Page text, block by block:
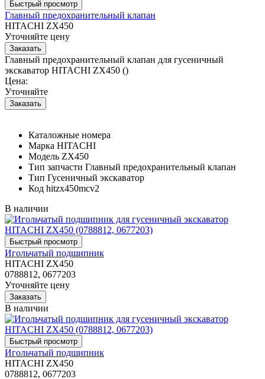
Главный предохранительный клапан
HITACHI ZX450
Уточняйте цену
Главный предохранительный клапан для гусеничный
экскаватор HITACHI ZX450 ()
Цена:
Уточняйте
Каталожные номера
Марка HITACHI
Модель ZX450
Тип запчасти Главный предохранительный клапан
Тип Гусеничный экскаватор
Код hitzx450mcv2
В наличии
Игольчатый подшипник
HITACHI ZX450
0788812, 0677203
Уточняйте цену
В наличии
Игольчатый подшипник
HITACHI ZX450
0788812, 0677203